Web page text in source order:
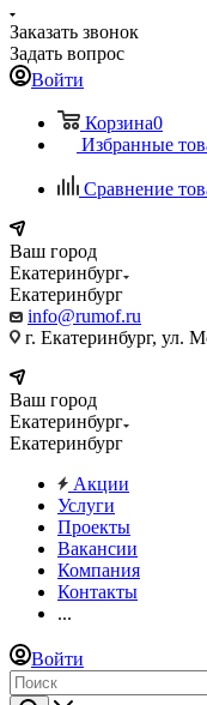
Заказать звонок
Задать вопрос
Войти
Корзина0
Избранные
Сравнение
Ваш город
Екатеринбург
Екатеринбург
info@rumof.ru
г. Екатеринбург, ул.
Ваш город
Екатеринбург
Екатеринбург
Акции
Услуги
Проекты
Вакансии
Компания
Контакты
...
Войти